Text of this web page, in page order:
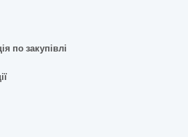
по закупівлі